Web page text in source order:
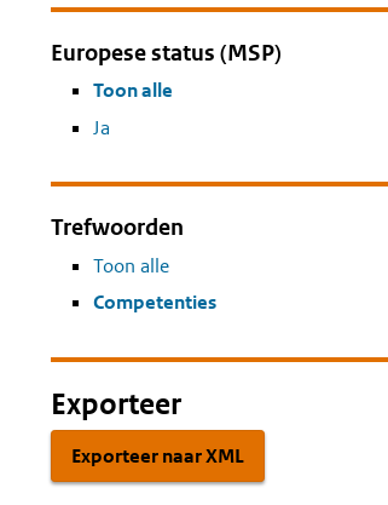
Europese status (MSP)
Toon alle
Ja
Trefwoorden
Toon alle
Competenties
Exporteer
Exporteer naar XML